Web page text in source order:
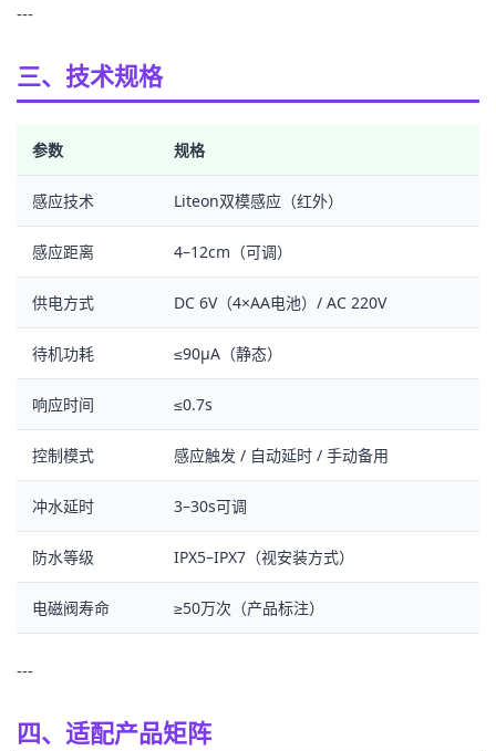
---
三、技术规格
参数 规格
感应技术 Liteon双模感应（红外）
感应距离 4–12cm（可调）
供电方式 DC 6V（4×AA电池）/ AC 220V
待机功耗 ≤90μA（静态）
响应时间 ≤0.7s
控制模式 感应触发 / 自动延时 / 手动备用
冲水延时 3–30s可调
防水等级 IPX5–IPX7（视安装方式）
电磁阀寿命 ≥50万次（产品标注）
---
四、适配产品矩阵